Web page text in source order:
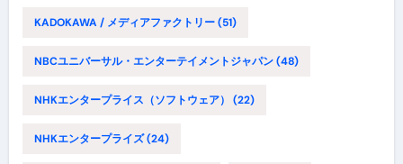
KADOKAWA / メディアファクトリー(51)
NBCユニバーサル・エンターテイメントジャパン(48)
NHKエンタープライス（ソフトウェア） (22)
NHKエンタープライズ(24)